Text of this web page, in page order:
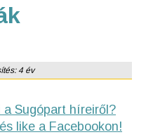
4 év
Sugópart híreiről?
like a Facebookon!